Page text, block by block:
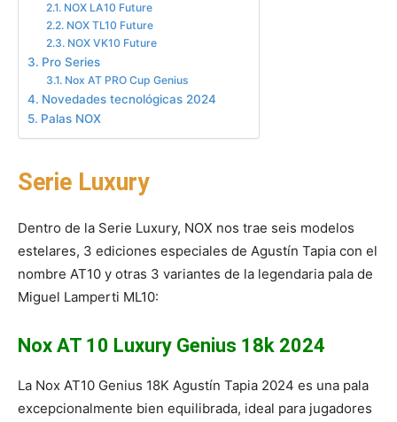
NOX LA10 Future
NOX TL10 Future
NOX VK10 Future
Pro Series
Nox AT PRO Cup Genius
Novedades tecnológicas 2024
Palas NOX
Serie Luxury
Dentro de la Serie Luxury, NOX nos trae seis modelos
estelares, 3 ediciones especiales de Agustín Tapia con el
nombre AT10 y otras 3 variantes de la legendaria pala de
Miguel Lamperti ML10:
Nox AT 10 Luxury Genius 18k 2024
La Nox AT10 Genius 18K Agustín Tapia 2024 es una pala
excepcionalmente bien equilibrada, ideal para jugadores